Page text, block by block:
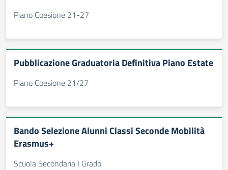
Piano Coesione 21-27
Pubblicazione Graduatoria Definitiva Piano Estate
Piano Coesione 21/27
Bando Selezione Alunni Classi Seconde Mobilità
Erasmus+
Scuola Secondaria I Grado